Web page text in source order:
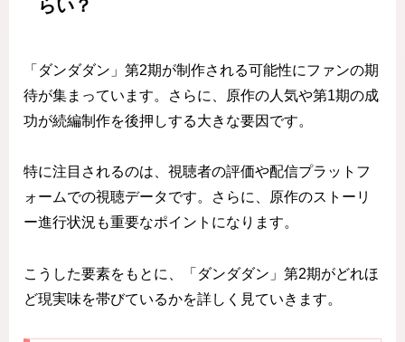
らい？
「ダンダダン」第2期が制作される可能性にファンの期
待が集まっています。さらに、原作の人気や第1期の成
功が続編制作を後押しする大きな要因です。
特に注目されるのは、視聴者の評価や配信プラットフ
ォームでの視聴データです。さらに、原作のストーリ
ー進行状況も重要なポイントになります。
こうした要素をもとに、「ダンダダン」第2期がどれほ
ど現実味を帯びているかを詳しく見ていきます。